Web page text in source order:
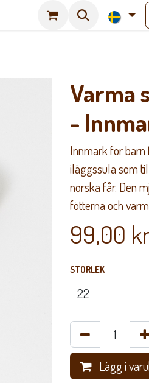
Varma
-
Innmark för
iläggssula som
norska får. Den
fötterna och
99,00
STORLEK
Lägg i